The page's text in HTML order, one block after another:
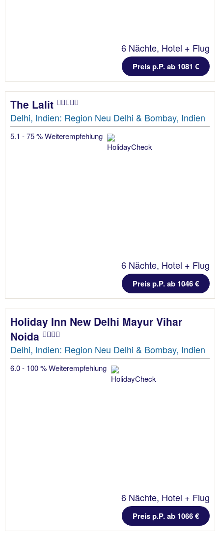
6 Nächte, Hotel + Flug
Preis p.P. ab 1081 €
The Lalit
Delhi, Indien: Region Neu Delhi & Bombay, Indien
5.1 - 75 % Weiterempfehlung
6 Nächte, Hotel + Flug
Preis p.P. ab 1046 €
Holiday Inn New Delhi Mayur Vihar
Noida
Delhi, Indien: Region Neu Delhi & Bombay, Indien
6.0 - 100 % Weiterempfehlung
6 Nächte, Hotel + Flug
Preis p.P. ab 1066 €